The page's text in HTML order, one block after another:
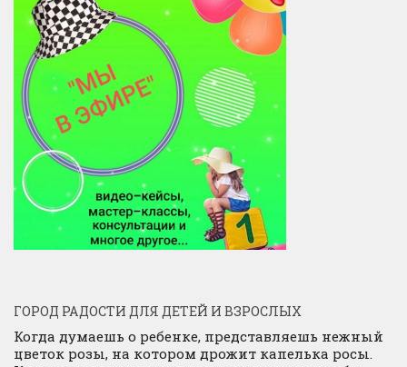
ГОРОД РАДОСТИ ДЛЯ ДЕТЕЙ И ВЗРОСЛЫХ
Когда думаешь о ребенке, представляешь нежный
цветок розы, на котором дрожит капелька росы.